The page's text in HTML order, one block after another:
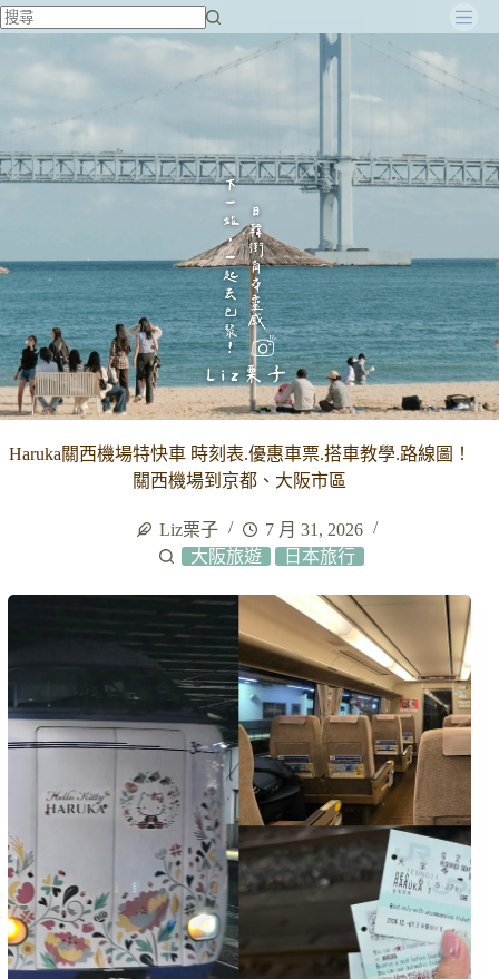
跳
容
Haruka關西機場特快車 時刻表.優惠車票.搭車教學.路線圖！
關西機場到京都、大阪市區
Liz栗子
7 月 31, 2026
大阪旅遊
日本旅行